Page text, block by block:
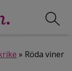
» Röda viner